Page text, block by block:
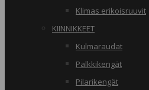
Klimas erikoisruuvit
KIINNIKKEET
Kulmaraudat
Palkkikengät
Pilarikengät